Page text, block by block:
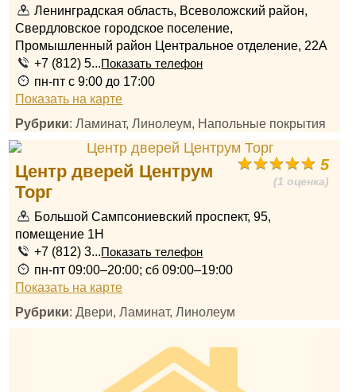
Ленинградская область, Всеволожский район,
Свердловское городское поселение,
Промышленный район Центральное отделение, 22А
+7 (812) 5...Показать телефон
пн-пт с 9:00 до 17:00
Показать на карте
Рубрики: Ламинат, Линолеум, Напольные покрытия
5
(1 оценка)
Центр дверей Центрум
Торг
Большой Сампсониевский проспект, 95,
помещение 1Н
+7 (812) 3...Показать телефон
пн-пт 09:00–20:00; сб 09:00–19:00
Показать на карте
Рубрики: Двери, Ламинат, Линолеум